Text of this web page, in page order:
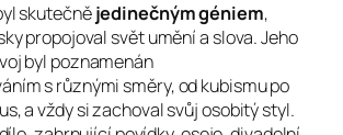
skutečnějedinečným géniem,
propojoval svět umění a slova. Jeho
byl poznamenán
s různými směry, od kubismu po
a vždy si zachoval svůj osobitý styl.